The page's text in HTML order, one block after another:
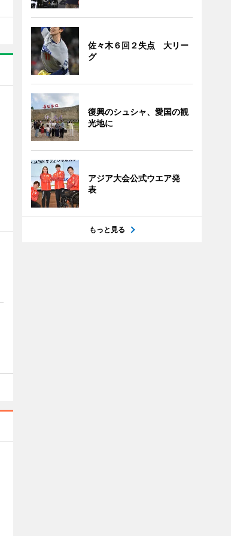
佐々木６回２失点 大リー
グ
復興のシュシャ、愛国の観
光地に
アジア大会公式ウエア発
表
もっと見る